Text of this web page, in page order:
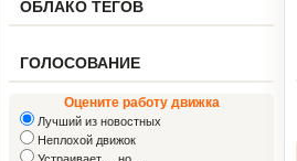
ОБЛАКО ТЕГОВ
ГОЛОСОВАНИЕ
Оцените работу движка
Лучший из новостных
Неплохой движок